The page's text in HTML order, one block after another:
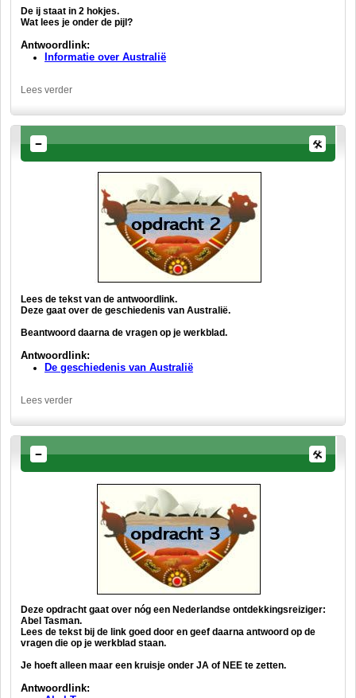
De ij staat in 2 hokjes.
Wat lees je onder de pijl?
Antwoordlink:
Informatie over Australië
Lees verder
Lees de tekst van de antwoordlink.
Deze gaat over de geschiedenis van Australië.
Beantwoord daarna de vragen op je werkblad.
Antwoordlink:
De geschiedenis van Australië
Lees verder
Deze opdracht gaat over nóg een Nederlandse ontdekkingsreiziger:
Abel Tasman.
Lees de tekst bij de link goed door en geef daarna antwoord op de
vragen die op je werkblad staan.
Je hoeft alleen maar een kruisje onder JA of NEE te zetten.
Antwoordlink: